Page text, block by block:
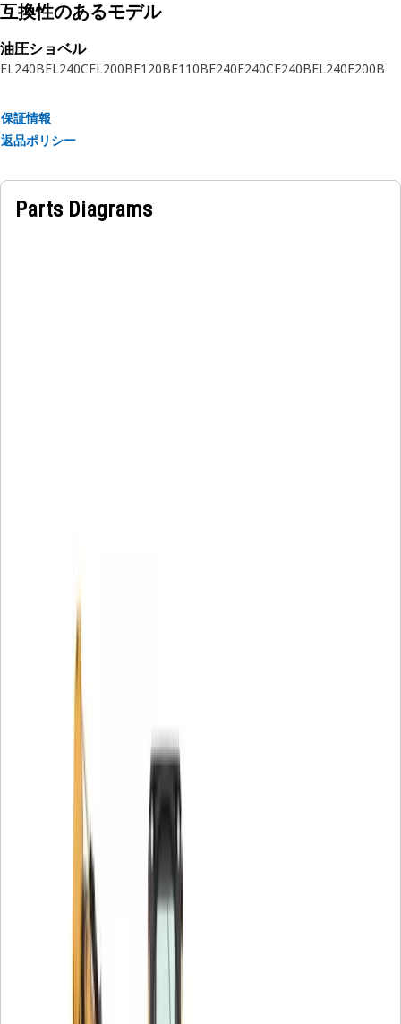
互換性のあるモデル
油圧ショベル
EL240BEL240CEL200BE120BE110BE240E240CE240BEL240E200B
保証情報
返品ポリシー
Parts Diagrams